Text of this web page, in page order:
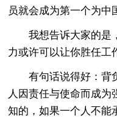
员就会成为第一个为中
我想告诉大家的是
力或许可以让你胜任工
有句话说得好：背负
人因责任与使命而成为
知的，如果一个人不能